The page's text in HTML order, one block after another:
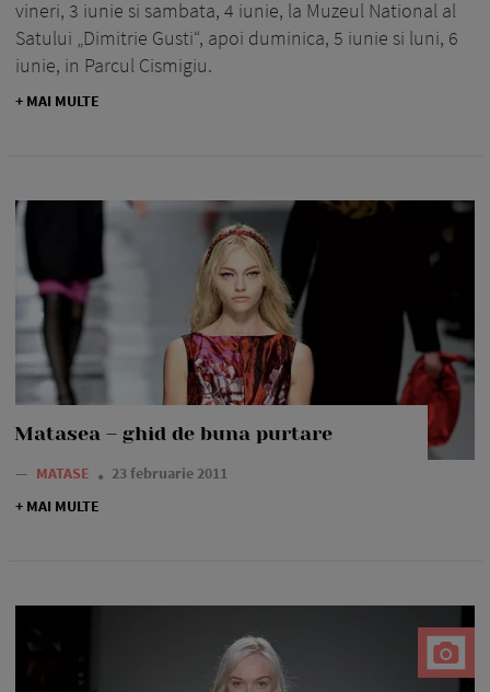
vineri, 3 iunie si sambata, 4 iunie, la Muzeul National al
Satului „Dimitrie Gusti“, apoi duminica, 5 iunie si luni, 6
iunie, in Parcul Cismigiu.
+ MAI MULTE
Matasea – ghid de buna purtare
— MATASE
23 februarie 2011
+ MAI MULTE